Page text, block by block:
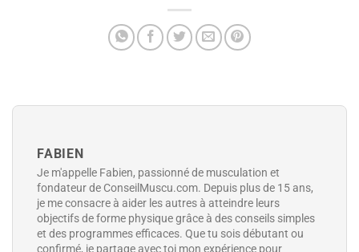
FABIEN
Je m'appelle Fabien, passionné de musculation et
fondateur de ConseilMuscu.com. Depuis plus de 15 ans,
je me consacre à aider les autres à atteindre leurs
objectifs de forme physique grâce à des conseils simples
et des programmes efficaces. Que tu sois débutant ou
confirmé, je partage avec toi mon expérience pour